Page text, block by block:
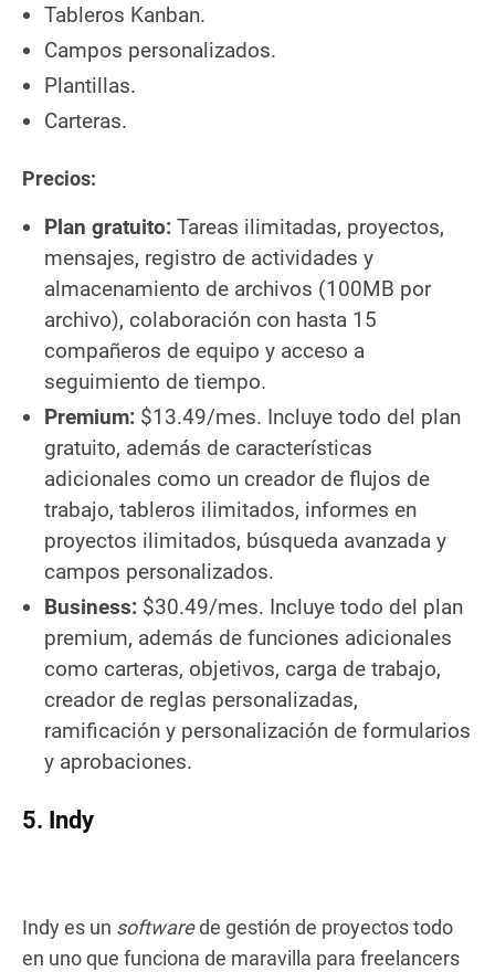
Tableros Kanban.
Campos personalizados.
Plantillas.
Carteras.
Precios:
Plan gratuito: Tareas ilimitadas, proyectos,
mensajes, registro de actividades y
almacenamiento de archivos (100MB por
archivo), colaboración con hasta 15
compañeros de equipo y acceso a
seguimiento de tiempo.
Premium: $13.49/mes. Incluye todo del plan
gratuito, además de características
adicionales como un creador de flujos de
trabajo, tableros ilimitados, informes en
proyectos ilimitados, búsqueda avanzada y
campos personalizados.
Business: $30.49/mes. Incluye todo del plan
premium, además de funciones adicionales
como carteras, objetivos, carga de trabajo,
creador de reglas personalizadas,
ramificación y personalización de formularios
y aprobaciones.
5. Indy
Indy es un softwarede gestión de proyectos todo
en uno que funciona de maravilla para freelancers